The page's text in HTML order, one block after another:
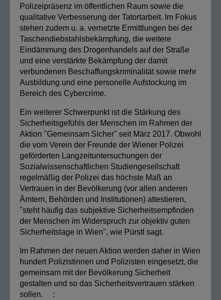
Polizeipräsenz im öffentlichen Raum sowie die
qualitative Verbesserung der Tatortarbeit. Im Fokus
stehen zudem u. a. vernetzte Ermittlungen bei der
Taschendiebstahlsbekämpfung, die weitere
Eindämmung des Drogenhandels auf der Straße
und eine verstärkte Bekämpfung der damit
verbundenen Beschaffungskriminalität sowie mehr
Ausbildung und eine personelle Aufstockung im
Bereich des Cybercrime.
Ein weiterer Schwerpunkt ist die Stärkung des
Sicherheitsgefühls der Menschen im Rahmen der
Aktion "Gemeinsam Sicher" seit März 2017. Obwohl
die vom Verein der Freunde der Wiener Polizei
geförderten Langzeituntersuchungen der
Sozialwissenschaftlichen Studiengesellschaft
regelmäßig der Polizei das höchste Maß an
Vertrauen in der Bevölkerung (vor allen anderen
Ämtern, Behörden und Institutionen) attestieren,
"steht häufig das subjektive Sicherheitsempfinden
der Menschen im Widerspruch zur objektiv guten
Sicherheitslage in Wien", wie Pürstl sagt.
Im Rahmen der neuen Aktion werden daher in Wien
hundert Polizistinnen und Polizisten eingesetzt, die
gemeinsam mit der Bevölkerung Sicherheit
gestalten und so das Sicherheitsvertrauen stärken
sollen. :